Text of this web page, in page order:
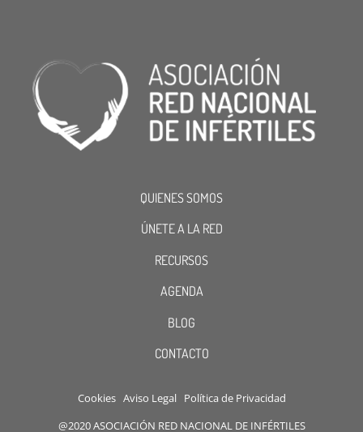
QUIENES SOMOS
ÚNETE A LA RED
RECURSOS
AGENDA
BLOG
CONTACTO
Cookies Aviso Legal Política de Privacidad
@2020 ASOCIACIÓN RED NACIONAL DE INFÉRTILES